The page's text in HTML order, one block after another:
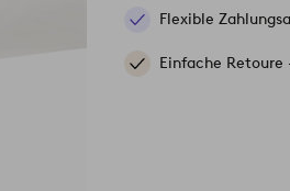
Flexible
Einfache